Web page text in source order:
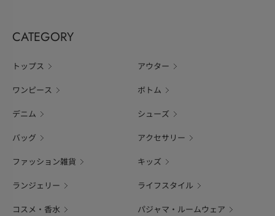
CATEGORY
トップス アウター
ワンピース ボトム
デニム シューズ
バッグ アクセサリー
ファッション雑貨 キッズ
ランジェリー ライフスタイル
コスメ・香水 パジャマ・ルームウェア